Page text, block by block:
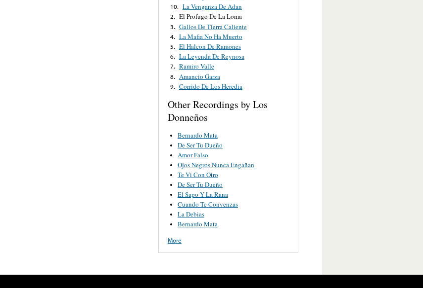
10. La Venganza De Adan
2. El Profugo De La Loma
3. Gallos De Tierra Caliente
4. La Mafia No Ha Muerto
5. El Halcon De Ramones
6. La Leyenda De Reynosa
7. Ramiro Valle
8. Amancio Garza
9. Corrido De Los Heredia
Other Recordings by Los
Donneños
Bernardo Mata
De Ser Tu Dueño
Amor Falso
Ojos Negros Nunca Engañan
Te Vi Con Otro
De Ser Tu Dueño
El Sapo Y La Rana
Cuando Te Convenzas
La Debias
Bernardo Mata
More